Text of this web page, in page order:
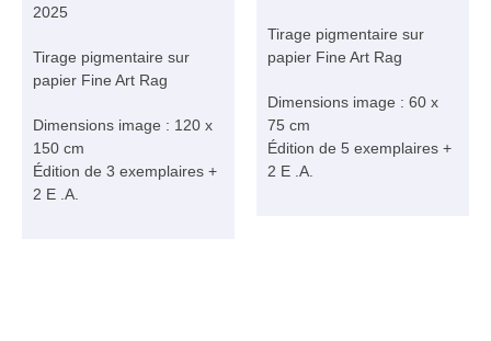
2025
Tirage pigmentaire sur
papier Fine Art Rag
Dimensions image : 120 x
150 cm
Édition de 3 exemplaires +
2 E .A.
Tirage pigmentaire sur
papier Fine Art Rag
Dimensions image : 60 x
75 cm
Édition de 5 exemplaires +
2 E .A.